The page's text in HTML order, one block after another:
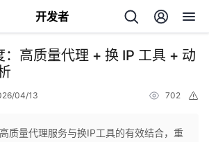
开发者
高质量代理 + 换 IP 工具 + 动
04/13 702
质量代理服务与换IP工具的有效结合，重